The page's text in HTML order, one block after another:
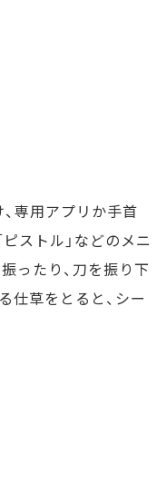
専用アプリか手首
ピストル」などのメニ
ったり、刀を振り下
仕草をとると、シー